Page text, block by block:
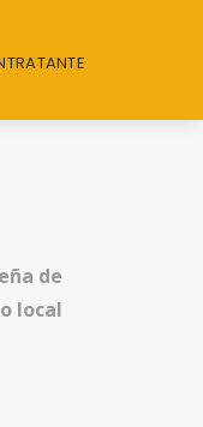
de
local